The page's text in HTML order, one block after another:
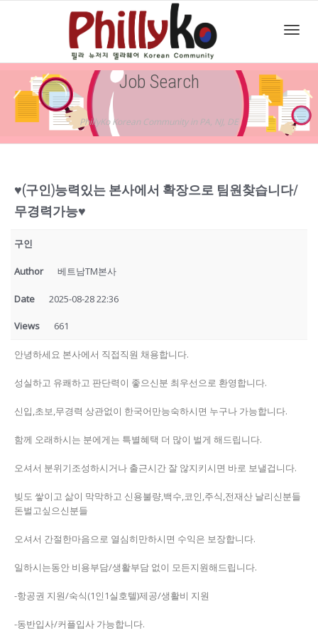
Job Search
PhillyKo Korean Community in PA, NJ, DE
♥️(구인)능력있는 본사에서 확장으로 팀원찾습니다/
무경력가능♥️
구인
Author 베트남TM본사
Date 2025-08-28 22:36
Views 661
안녕하세요 본사에서 직접직원 채용합니다.
성실하고 유쾌하고 판단력이 좋으신분 최우선으로 환영합니다.
신입,초보,무경력 상관없이 한국어만능숙하시면 누구나 가능합니다.
함께 오래하시는 분에게는 특별혜택 더 많이 벌게 해드립니다.
오셔서 분위기조성하시거나 출근시간 잘 않지키시면 바로 보낼겁니다.
빚도 쌓이고 삶이 막막하고 신용불량,백수,코인,주식,전재산 날리신분들
돈벌고싶으신분들
오셔서 간절한마음으로 열심히만하시면 수익은 보장합니다.
일하시는동안 비용부담/생활부담 없이 모든지원해드립니다.
-항공권 지원/숙식(1인1실호텔)제공/생활비 지원
-동반입사/커플입사 가능합니다.